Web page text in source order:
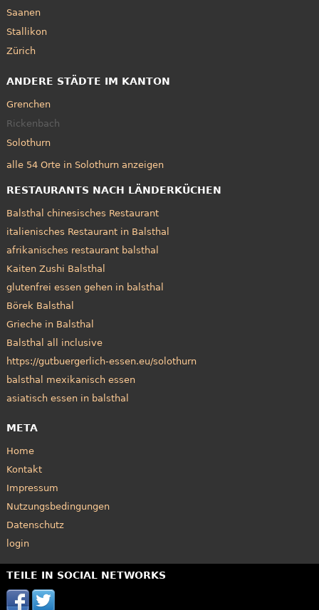
Saanen
Stallikon
Zürich
ANDERE STÄDTE IM KANTON
Grenchen
Rickenbach
Solothurn
alle 54 Orte in Solothurn anzeigen
RESTAURANTS NACH LÄNDERKÜCHEN
Balsthal chinesisches Restaurant
italienisches Restaurant in Balsthal
afrikanisches restaurant balsthal
Kaiten Zushi Balsthal
glutenfrei essen gehen in balsthal
Börek Balsthal
Grieche in Balsthal
Balsthal all inclusive
https://gutbuergerlich-essen.eu/solothurn
balsthal mexikanisch essen
asiatisch essen in balsthal
META
Home
Kontakt
Impressum
Nutzungsbedingungen
Datenschutz
login
TEILE IN SOCIAL NETWORKS